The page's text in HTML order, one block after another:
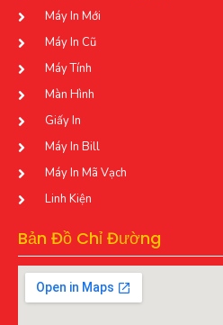
Máy In Mới
Máy In Cũ
Máy Tính
Màn Hình
Giấy In
Máy In Bill
Máy In Mã Vạch
Linh Kiện
Bản Đồ Chỉ Đường